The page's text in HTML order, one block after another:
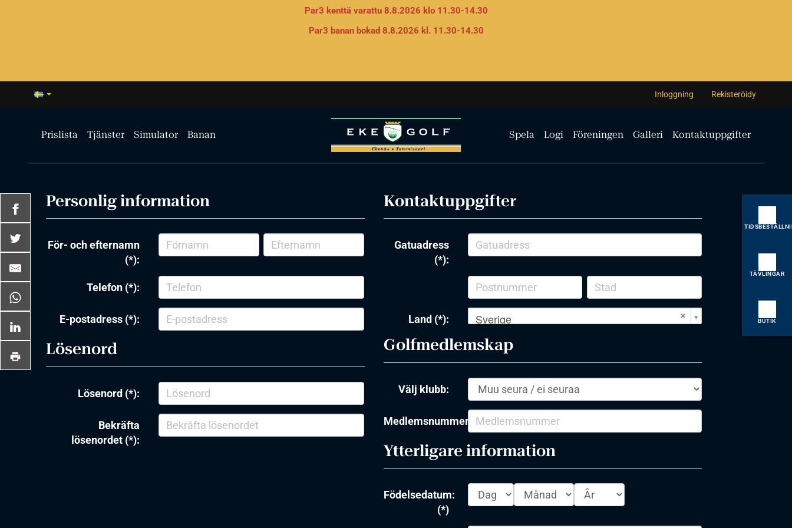
Par3 kenttä varattu 8.8.2026 klo 11.30-14.30
Par3 banan bokad 8.8.2026 kl. 11.30-14.30
Inloggning Rekisteröidy
Prislista Tjänster Simulator Banan Spela Logi Föreningen Galleri Kontaktuppgifter
TÄVLINGAR
BUTIK
Personlig information
För- och efternamn
(*):
Telefon (*):
E-postadress (*):
Lösenord
Lösenord (*):
Bekräfta
lösenordet (*):
Kontaktuppgifter
Gatuadress
(*):
Land (*): Sverige
Golfmedlemskap
Välj klubb:
Medlemsnummer:
Ytterligare information
Födelsedatum:
(*)